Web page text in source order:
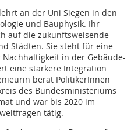
an der Uni Siegen in den
und Bauphysik. Ihr
auf die zukunftsweisende
Städten. Sie steht für eine
in der Gebäude-
eine stärkere Integration
berät PolitikerInnen
des Bundesministeriums
und war bis 2020 im
tätig.